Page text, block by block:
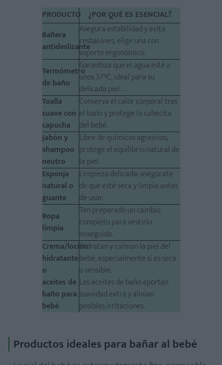
PRODUCTO
¿POR QUÉ ES ESENCIAL?
Bañera
antideslizante
Asegura estabilidad y evita
resbalones; elige una con
soporte ergonómico.
Termómetro
de baño
Garantiza que el agua esté a
unos37°C, ideal para su
delicada piel.
Toalla
suave con
capucha
Conserva el calor corporal tras
el baño y protege la cabecita
del bebé.
Jabón y
shampoo
neutro
Libre de químicos agresivos;
protege el equilibrio natural de
la piel.
Esponja
natural o
guante
Limpieza delicada; asegúrate
de que estéseca y limpiaantes
de usar.
Ropa
limpia
Ten preparado un cambio
completo para vestirlo
enseguida.
Crema/loción
hidratante
o
aceites de
baño para
bebé
Hidratan y calman la piel del
bebé, especialmente si es seca
o sensible.
Los aceites de baño aportan
suavidad extra y alivian
posibles irritaciones.
Productos ideales para bañar al bebé